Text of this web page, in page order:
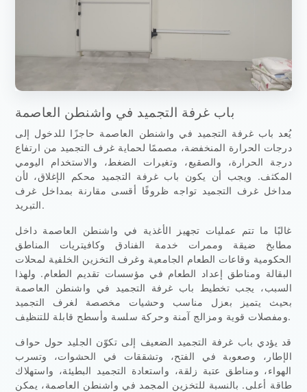
باب غرفة التجميد في واشنطن العاصمة
يُعد باب غرفة التجميد في واشنطن العاصمة حاجزًا للدخول إلى
درجات الحرارة المنخفضة، مصممًا لحماية غرف التجميد من ارتفاع
درجة الحرارة، والصقيع، وتغيرات الضغط، والاستخدام اليومي
المكثف. ويجب أن يكون باب غرفة التجميد محكم الإغلاق، لأن
مداخل غرف التجميد تواجه ظروفًا أقسى مقارنة بمداخل غرف
التبريد.
غالبًا ما تتم عمليات تجهيز الأغذية في واشنطن العاصمة داخل
مطابخ ضيقة وممرات خدمة الفنادق وكافيتريات المناطق
الحكومية وقاعات الطعام الجامعية وغرف التخزين الخلفية لمحلات
البقالة ومناطق إعداد الطعام في مؤسسات تقديم الطعام. ولهذا
السبب، يجب تخطيط باب غرفة التجميد في واشنطن العاصمة
بحيث يتميز بعزل مناسب وحشيات مخصصة لغرف التجميد
ومفصلات قوية ومزالج آمنة وحركة سلسة وأسطح قابلة للتنظيف.
قد يؤدي باب غرفة التجميد الضعيف إلى تكوّن الجليد حول حواف
الإطار، وصعوبة في الفتح، وتشققات في الحشوات، وتسرب
الهواء، ومناطق عتبة زلقة، واستعادة التجميد البطيئة، واستهلاك
طاقة أعلى. بالنسبة للتخزين المجمد في واشنطن العاصمة، يمكن